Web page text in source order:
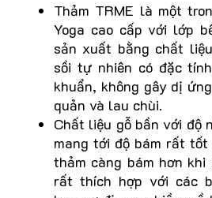
Thảm TRME là một
Yoga cao cấp với lớp
sản xuất bằng chất
sồi tự nhiên có đặc
khuẩn, không gây dị
quản và lau chùi.
Chất liệu gỗ bần với độ
mang tới độ bám rất
thảm càng bám hơn
rất thích hợp với các